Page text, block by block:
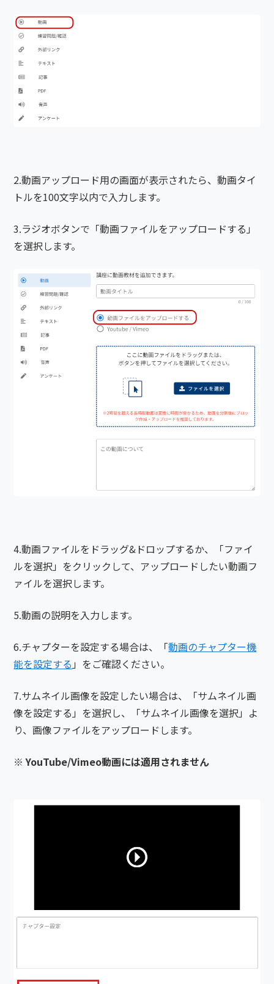
2.動画アップロード用の画面が表示されたら、動画タイ
トルを100文字以内で入力します。
3.ラジオボタンで「動画ファイルをアップロードする」
を選択します。
4.動画ファイルをドラッグ&ドロップするか、「ファイ
ルを選択」をクリックして、アップロードしたい動画フ
ァイルを選択します。
5.動画の説明を入力します。
6.チャプターを設定する場合は、「動画のチャプター機
能を設定する 」をご確認ください。
7.サムネイル画像を設定したい場合は、「サムネイル画
像を設定する」を選択し、「サムネイル画像を選択」よ
り、画像ファイルをアップロードします。
※ YouTube/Vimeo動画には適用されません